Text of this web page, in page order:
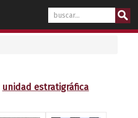
unidad estratigráfica